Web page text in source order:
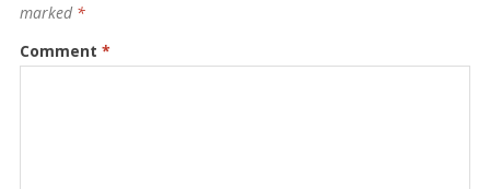
marked *
Comment *